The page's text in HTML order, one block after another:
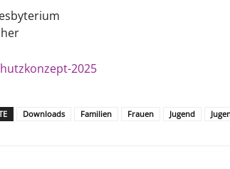
2025
Downloads Familien Frauen Jugend